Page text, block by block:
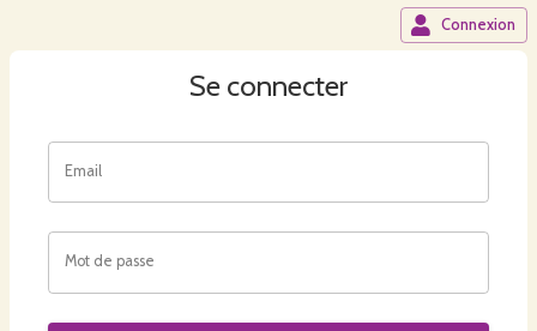
Connexion
Se connecter
Email
Mot de passe